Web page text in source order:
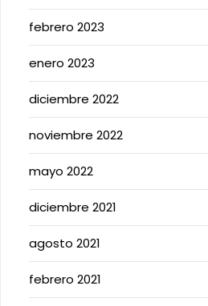
febrero 2023
enero 2023
diciembre 2022
noviembre 2022
mayo 2022
diciembre 2021
agosto 2021
febrero 2021